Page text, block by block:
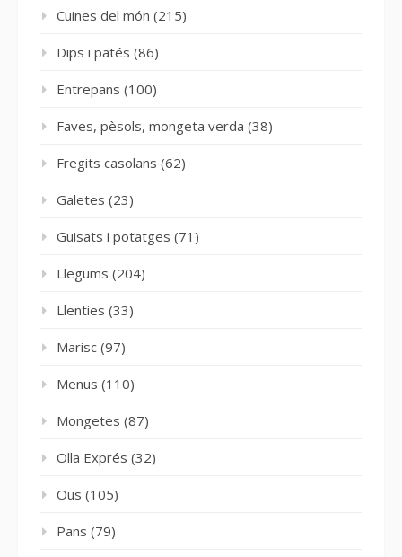
Cuines del món (215)
Dips i patés (86)
Entrepans (100)
Faves, pèsols, mongeta verda (38)
Fregits casolans (62)
Galetes (23)
Guisats i potatges (71)
Llegums (204)
Llenties (33)
Marisc (97)
Menus (110)
Mongetes (87)
Olla Exprés (32)
Ous (105)
Pans (79)